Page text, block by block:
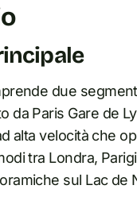
due
da Paris Gare de
alta velocità che
tra Londra,
sul Lac de